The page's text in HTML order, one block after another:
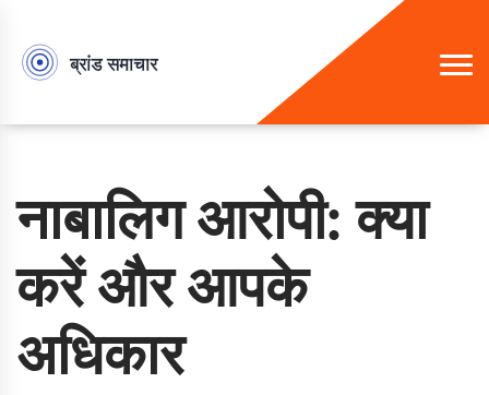
नाबालिग आरोपी: क्या
करें और आपके
अधिकार